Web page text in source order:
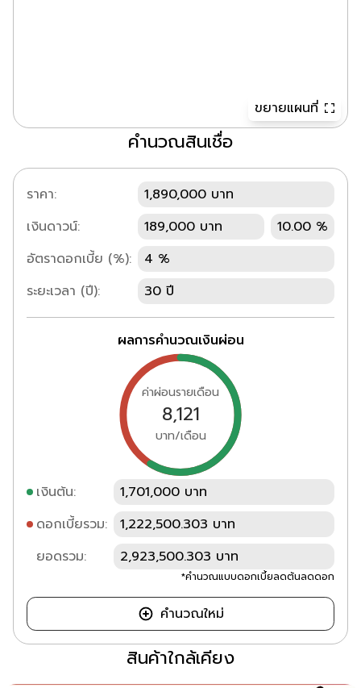
ขยายแผนที่
คำนวณสินเชื่อ
ราคา:
1,890,000 บาท
เงินดาวน์:
189,000 บาท
10.00 %
อัตราดอกเบี้ย (%):
4 %
ระยะเวลา (ปี):
30 ปี
ผลการคำนวณเงินผ่อน
ค่าผ่อนรายเดือน
8,121
บาท/เดือน
เงินต้น:
1,701,000 บาท
ดอกเบี้ยรวม:
1,222,500.303 บาท
ยอดรวม:
2,923,500.303 บาท
*คำนวณแบบดอกเบี้ยลดต้นลดดอก
คำนวณใหม่
สินค้าใกล้เคียง